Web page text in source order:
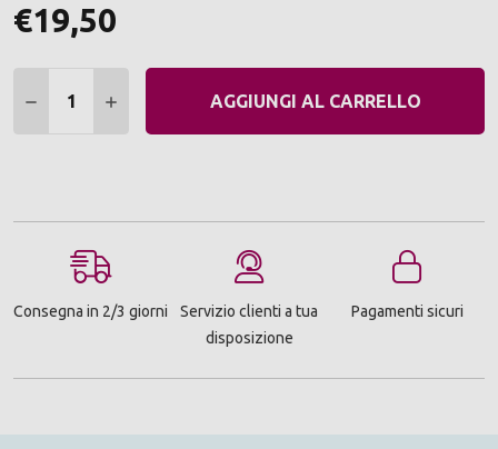
€19,50
DIMINUIRE QUANTITÀ:
AUMENTARE QUANTITÀ:
AGGIUNGI AL CARRELLO
Consegna in 2/3 giorni
Servizio clienti a tua
disposizione
Pagamenti sicuri